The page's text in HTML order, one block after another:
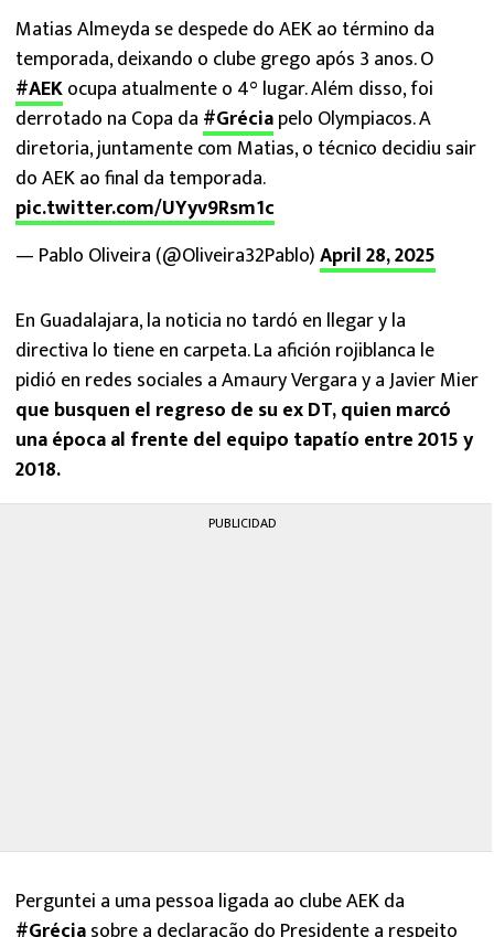
Matias Almeyda se despede do AEK ao término da
temporada, deixando o clube grego após 3 anos. O
#AEKocupa atualmente o 4° lugar. Além disso, foi
derrotado na Copa da #Gréciapelo Olympiacos. A
diretoria, juntamente com Matias, o técnico decidiu sair
do AEK ao final da temporada.
pic.twitter.com/UYyv9Rsm1c
— Pablo Oliveira (@Oliveira32Pablo)April 28, 2025
En Guadalajara, la noticia no tardó en llegar y la
directiva lo tiene en carpeta. La afición rojiblanca le
pidió en redes sociales a Amaury Vergara y a Javier Mier
que busquen el regreso de su ex DT, quien marcó
una época al frente del equipo tapatío entre 2015 y
2018.
PUBLICIDAD
Perguntei a uma pessoa ligada ao clube AEK da